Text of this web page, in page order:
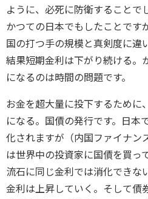
ように、必死に防衛することで
かつての日本でもしたことです
国の打つ手の規模と真剣度に違
結果短期金利は下がり続ける。
になるのは時間の問題です。
お金を超大量に投下するために
になる。国債の発行です。日本
化されますが（内国ファイナン
は世界中の投資家に国債を買っ
流石に同じ金利では消化できな
金利は上昇していく。そして債